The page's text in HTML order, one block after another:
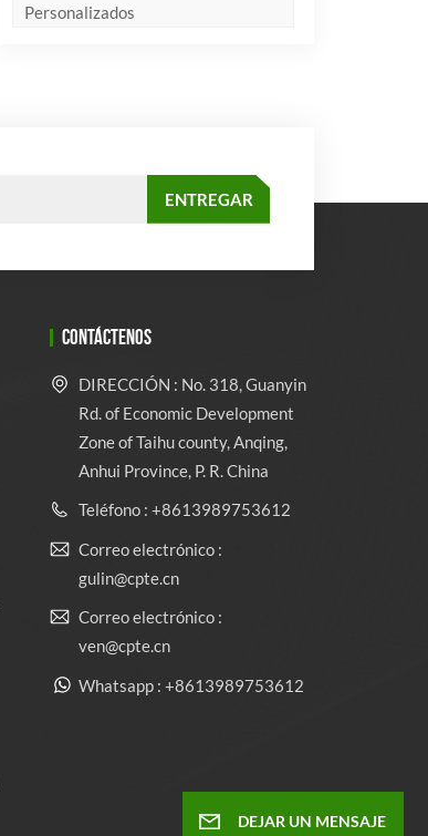
Personalizados
CONTÁCTENOS
DIRECCIÓN : No. 318, Guanyin
Rd. of Economic Development
Zone of Taihu county, Anqing,
Anhui Province, P. R. China
Teléfono : +8613989753612
Correo electrónico :
gulin@cpte.cn
Correo electrónico :
ven@cpte.cn
Whatsapp : +8613989753612
DEJAR UN MENSAJE